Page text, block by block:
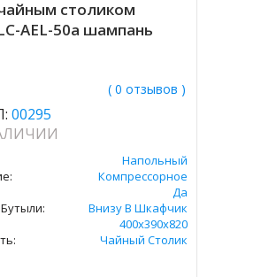
столиком
AEL-50a шампань
( 0 отзывов )
00295
Напольный
Компрессорное
Да
Внизу В Шкафчик
400х390х820
Чайный Столик